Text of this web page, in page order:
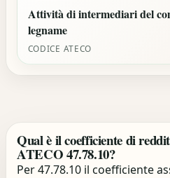
Attività di intermediari del
legname
CODICE ATECO
Qual è il coefficiente di
ATECO 47.78.10?
Per 47.78.10 il coefficiente